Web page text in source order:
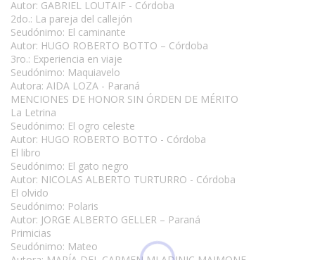
Autor: GABRIEL LOUTAIF - Córdoba
2do.: La pareja del callejón
Seudónimo: El caminante
Autor: HUGO ROBERTO BOTTO – Córdoba
3ro.: Experiencia en viaje
Seudónimo: Maquiavelo
Autora: AIDA LOZA - Paraná
MENCIONES DE HONOR SIN ÓRDEN DE MÉRITO
La Letrina
Seudónimo: El ogro celeste
Autor: HUGO ROBERTO BOTTO - Córdoba
El libro
Seudónimo: El gato negro
Autor: NICOLAS ALBERTO TURTURRO - Córdoba
El olvido
Seudónimo: Polaris
Autor: JORGE ALBERTO GELLER – Paraná
Primicias
Seudónimo: Mateo